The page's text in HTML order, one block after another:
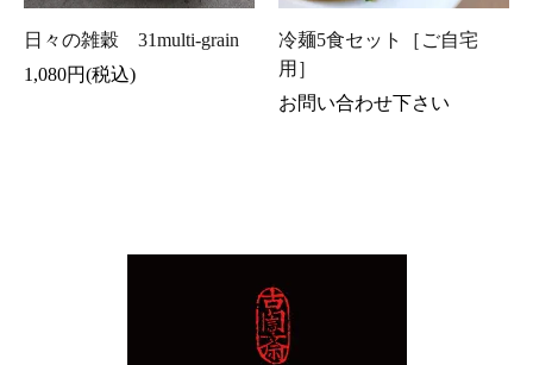
日々の雑穀 31multi-grain
1,080円(税込)
冷麺5食セット［ご自宅
用］
お問い合わせ下さい